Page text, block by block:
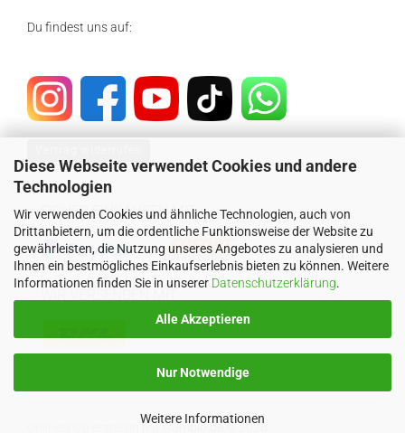
Diese Webseite verwendet Cookies und andere
Technologien
Wir verwenden Cookies und ähnliche Technologien, auch von
Drittanbietern, um die ordentliche Funktionsweise der Website zu
gewährleisten, die Nutzung unseres Angebotes zu analysieren und
Ihnen ein bestmögliches Einkaufserlebnis bieten zu können. Weitere
Informationen finden Sie in unserer Datenschutzerklärung.
Alle Akzeptieren
Nur Notwendige
Weitere Informationen
Du findest uns auf:
SICHER EINKAUFEN MIT
mit Gambio.de © 2026